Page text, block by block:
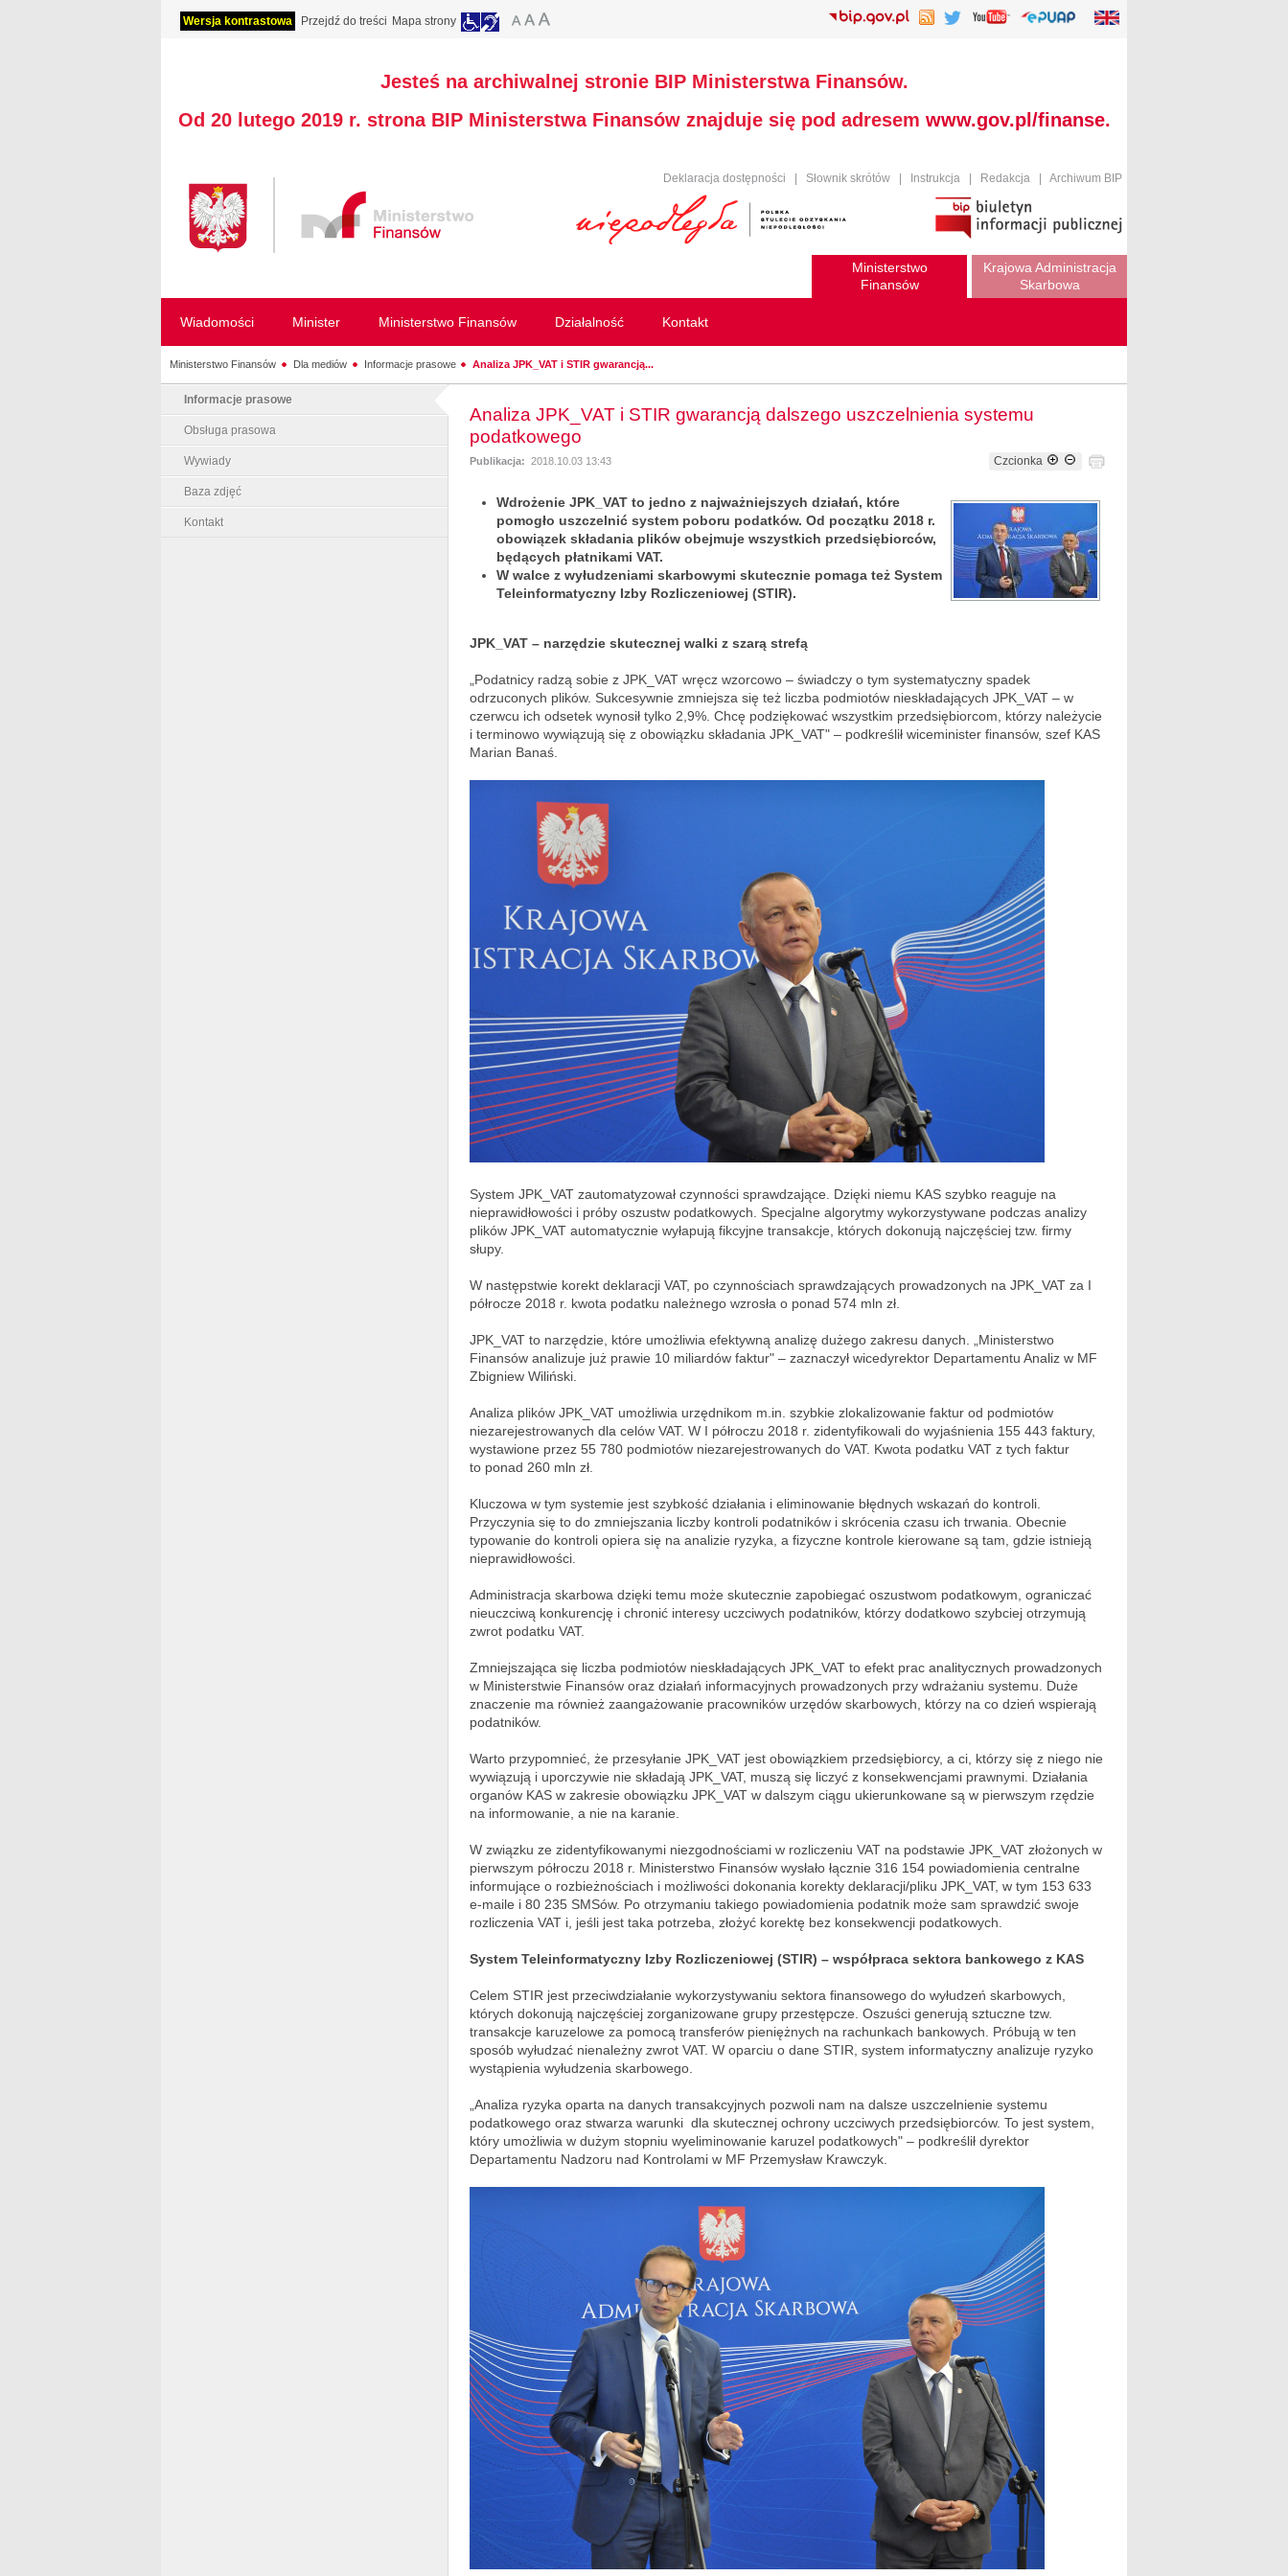
Wersja kontrastowa Przejdź do treści Mapa strony
Jesteś na archiwalnej stronie BIP Ministerstwa Finansów.
Od 20 lutego 2019 r. strona BIP Ministerstwa Finansów znajduje się pod adresem www.gov.pl/finanse.
Deklaracja dostępności Słownik skrótów Instrukcja Redakcja Archiwum BIP
Ministerstwo
Finansów
Krajowa Administracja
Skarbowa
Wiadomości Minister Ministerstwo Finansów Działalność Kontakt
Ministerstwo Finansów Dla mediów Informacje prasowe Analiza JPK_VAT i STIR gwarancją...
Informacje prasowe
Obsługa prasowa
Wywiady
Baza zdjęć
Kontakt
Analiza JPK_VAT i STIR gwarancją dalszego uszczelnienia systemu
podatkowego
Publikacja: 2018.10.03 13:43 Czcionka
Wdrożenie JPK_VAT to jedno z najważniejszych działań, które
pomogło uszczelnić system poboru podatków. Od początku 2018 r.
obowiązek składania plików obejmuje wszystkich przedsiębiorców,
będących płatnikami VAT.
W walce z wyłudzeniami skarbowymi skutecznie pomaga też System
Teleinformatyczny Izby Rozliczeniowej (STIR).
JPK_VAT – narzędzie skutecznej walki z szarą strefą
„Podatnicy radzą sobie z JPK_VAT wręcz wzorcowo – świadczy o tym systematyczny spadek
odrzuconych plików. Sukcesywnie zmniejsza się też liczba podmiotów nieskładających JPK_VAT – w
czerwcu ich odsetek wynosił tylko 2,9%. Chcę podziękować wszystkim przedsiębiorcom, którzy należycie
i terminowo wywiązują się z obowiązku składania JPK_VAT" – podkreślił wiceminister finansów, szef KAS
Marian Banaś.
System JPK_VAT zautomatyzował czynności sprawdzające. Dzięki niemu KAS szybko reaguje na
nieprawidłowości i próby oszustw podatkowych. Specjalne algorytmy wykorzystywane podczas analizy
plików JPK_VAT automatycznie wyłapują fikcyjne transakcje, których dokonują najczęściej tzw. firmy
słupy.
W następstwie korekt deklaracji VAT, po czynnościach sprawdzających prowadzonych na JPK_VAT za I
półrocze 2018 r. kwota podatku należnego wzrosła o ponad 574 mln zł.
JPK_VAT to narzędzie, które umożliwia efektywną analizę dużego zakresu danych. „Ministerstwo
Finansów analizuje już prawie 10 miliardów faktur" – zaznaczył wicedyrektor Departamentu Analiz w MF
Zbigniew Wiliński.
Analiza plików JPK_VAT umożliwia urzędnikom m.in. szybkie zlokalizowanie faktur od podmiotów
niezarejestrowanych dla celów VAT. W I półroczu 2018 r. zidentyfikowali do wyjaśnienia 155 443 faktury,
wystawione przez 55 780 podmiotów niezarejestrowanych do VAT. Kwota podatku VAT z tych faktur
to ponad 260 mln zł.
Kluczowa w tym systemie jest szybkość działania i eliminowanie błędnych wskazań do kontroli.
Przyczynia się to do zmniejszania liczby kontroli podatników i skrócenia czasu ich trwania. Obecnie
typowanie do kontroli opiera się na analizie ryzyka, a fizyczne kontrole kierowane są tam, gdzie istnieją
nieprawidłowości.
Administracja skarbowa dzięki temu może skutecznie zapobiegać oszustwom podatkowym, ograniczać
nieuczciwą konkurencję i chronić interesy uczciwych podatników, którzy dodatkowo szybciej otrzymują
zwrot podatku VAT.
Zmniejszająca się liczba podmiotów nieskładających JPK_VAT to efekt prac analitycznych prowadzonych
w Ministerstwie Finansów oraz działań informacyjnych prowadzonych przy wdrażaniu systemu. Duże
znaczenie ma również zaangażowanie pracowników urzędów skarbowych, którzy na co dzień wspierają
podatników.
Warto przypomnieć, że przesyłanie JPK_VAT jest obowiązkiem przedsiębiorcy, a ci, którzy się z niego nie
wywiązują i uporczywie nie składają JPK_VAT, muszą się liczyć z konsekwencjami prawnymi. Działania
organów KAS w zakresie obowiązku JPK_VAT w dalszym ciągu ukierunkowane są w pierwszym rzędzie
na informowanie, a nie na karanie.
W związku ze zidentyfikowanymi niezgodnościami w rozliczeniu VAT na podstawie JPK_VAT złożonych w
pierwszym półroczu 2018 r. Ministerstwo Finansów wysłało łącznie 316 154 powiadomienia centralne
informujące o rozbieżnościach i możliwości dokonania korekty deklaracji/pliku JPK_VAT, w tym 153 633
e-maile i 80 235 SMSów. Po otrzymaniu takiego powiadomienia podatnik może sam sprawdzić swoje
rozliczenia VAT i, jeśli jest taka potrzeba, złożyć korektę bez konsekwencji podatkowych.
System Teleinformatyczny Izby Rozliczeniowej (STIR) – współpraca sektora bankowego z KAS
Celem STIR jest przeciwdziałanie wykorzystywaniu sektora finansowego do wyłudzeń skarbowych,
których dokonują najczęściej zorganizowane grupy przestępcze. Oszuści generują sztuczne tzw.
transakcje karuzelowe za pomocą transferów pieniężnych na rachunkach bankowych. Próbują w ten
sposób wyłudzać nienależny zwrot VAT. W oparciu o dane STIR, system informatyczny analizuje ryzyko
wystąpienia wyłudzenia skarbowego.
„Analiza ryzyka oparta na danych transakcyjnych pozwoli nam na dalsze uszczelnienie systemu
podatkowego oraz stwarza warunki dla skutecznej ochrony uczciwych przedsiębiorców. To jest system,
który umożliwia w dużym stopniu wyeliminowanie karuzel podatkowych" – podkreślił dyrektor
Departamentu Nadzoru nad Kontrolami w MF Przemysław Krawczyk.